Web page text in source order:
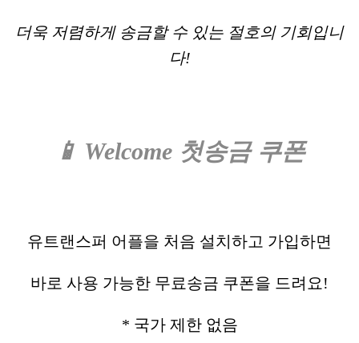
더욱 저렴하게 송금할 수 있는 절호의 기회입니
다!
📱 Welcome 첫송금 쿠폰
유트랜스퍼 어플을 처음 설치하고 가입하면
바로 사용 가능한 ​무료송금 쿠폰을 드려요!
* 국가 제한 없음